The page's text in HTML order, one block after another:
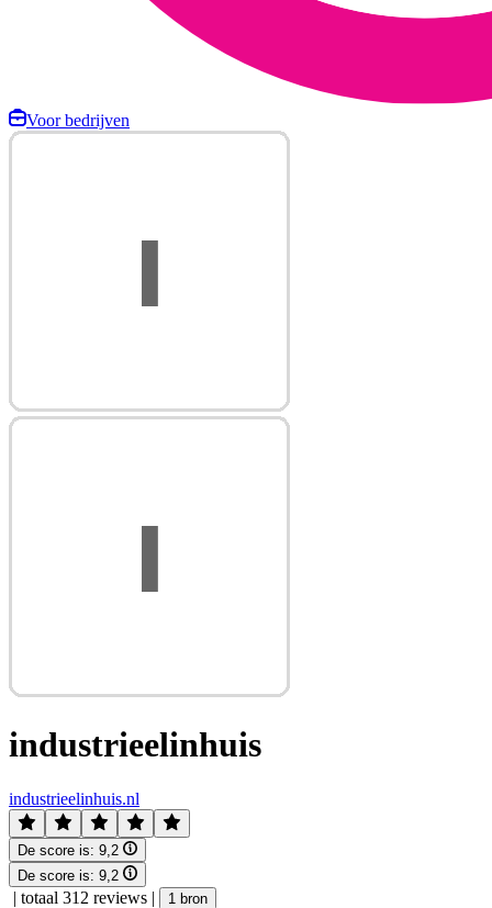
Voor bedrijven
industrieelinhuis
industrieelinhuis.nl
De score is: 9,2
De score is: 9,2
| totaal 312 reviews | 1 bron